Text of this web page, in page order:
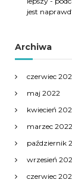
jest
Archiwa
czerwiec
maj 2022
kwiecień
marzec 2022
październik
wrzesień
czerwiec